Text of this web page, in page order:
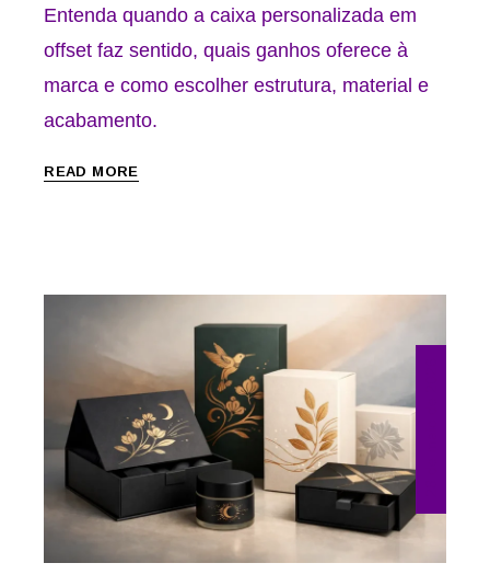
Entenda quando a caixa personalizada em
offset faz sentido, quais ganhos oferece à
marca e como escolher estrutura, material e
acabamento.
READ MORE